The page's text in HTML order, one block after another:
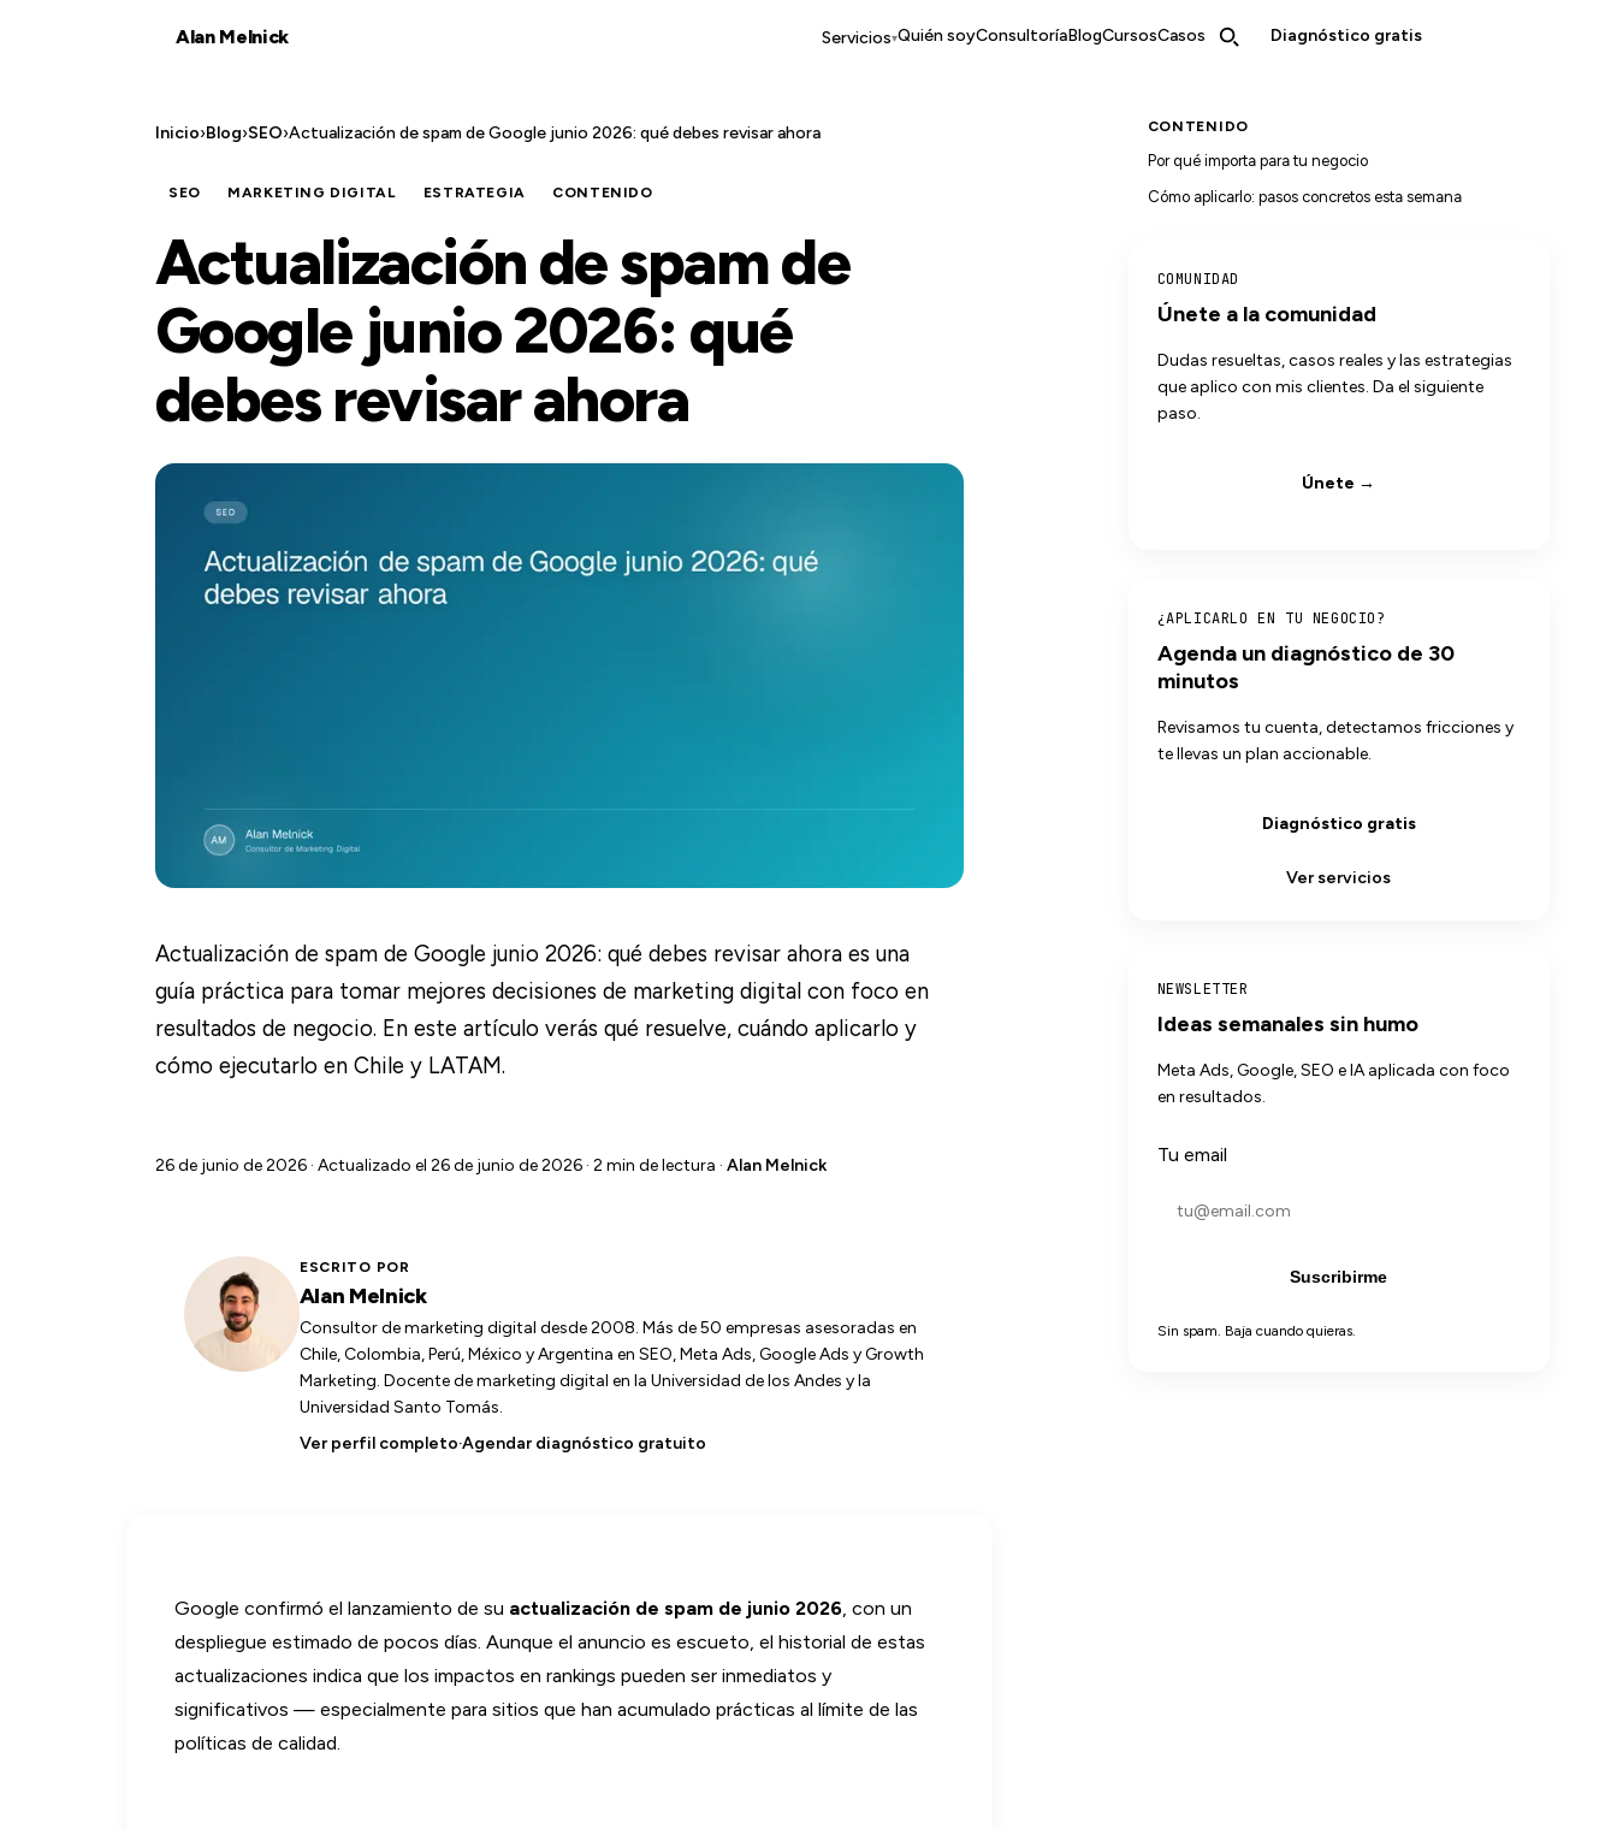
Alan Melnick Servicios▾Quién soyConsultoríaBlogCursosCasos Diagnóstico gratis
CONTENIDO
Por qué importa para tu negocio
Cómo aplicarlo: pasos concretos esta semana
COMUNIDAD
Únete a la comunidad
Dudas resueltas, casos reales y las estrategias
que aplico con mis clientes. Da el siguiente
paso.
Únete →
¿APLICARLO EN TU NEGOCIO?
Agenda un diagnóstico de 30
minutos
Revisamos tu cuenta, detectamos fricciones y
te llevas un plan accionable.
Diagnóstico gratis
Ver servicios
NEWSLETTER
Ideas semanales sin humo
Meta Ads, Google, SEO e IA aplicada con foco
en resultados.
Tu email
Suscribirme
Sin spam. Baja cuando quieras.
Inicio›Blog›SEO›Actualización de spam de Google junio 2026: qué debes revisar ahora
SEO MARKETING DIGITAL ESTRATEGIA CONTENIDO
Actualización de spam de
Google junio 2026: qué
debes revisar ahora
Actualización de spam de Google junio 2026: qué debes revisar ahora es una
guía práctica para tomar mejores decisiones de marketing digital con foco en
resultados de negocio. En este artículo verás qué resuelve, cuándo aplicarlo y
cómo ejecutarlo en Chile y LATAM.
26 de junio de 2026 · Actualizado el 26 de junio de 2026 · 2 min de lectura · Alan Melnick
ESCRITO POR
Alan Melnick
Consultor de marketing digital desde 2008. Más de 50 empresas asesoradas en
Chile, Colombia, Perú, México y Argentina en SEO, Meta Ads, Google Ads y Growth
Marketing. Docente de marketing digital en la Universidad de los Andes y la
Universidad Santo Tomás.
Ver perfil completo·Agendar diagnóstico gratuito
Google confirmó el lanzamiento de su actualización de spam de junio 2026, con un
despliegue estimado de pocos días. Aunque el anuncio es escueto, el historial de estas
actualizaciones indica que los impactos en rankings pueden ser inmediatos y
significativos — especialmente para sitios que han acumulado prácticas al límite de las
políticas de calidad.